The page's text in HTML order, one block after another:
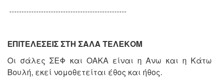
------------------------------------------------
ΕΠΙΤΕΛΕΣΕΙΣ ΣΤΗ ΣΑΛΑ ΤΕΛΕΚΟΜ
Οι σάλες ΣΕΦ και ΟΑΚΑ είναι η Ανω και η Κάτω
Βουλή, εκεί νομοθετείται έθος και ήθος.